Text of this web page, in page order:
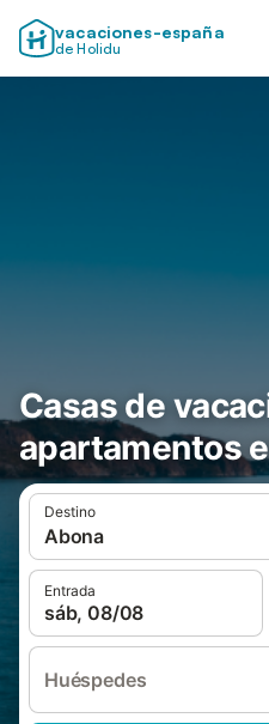
vacaciones-españa
de Holidu
Casas de
apartamentos
Destino
Abona
Entrada
sáb, 08/08
Huéspedes